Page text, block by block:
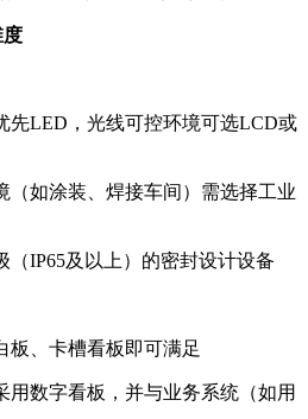
度
先LED，光线可控环境可选LCD或
（如涂装、焊接车间）需选择工业
（IP65及以上）的密封设计设备
板、卡槽看板即可满足
用数字看板，并与业务系统（如用